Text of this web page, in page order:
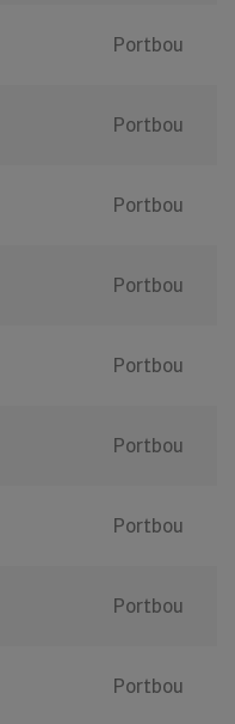
Portbou
Portbou
Portbou
Portbou
Portbou
Portbou
Portbou
Portbou
Portbou